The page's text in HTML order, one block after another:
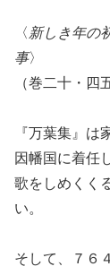
〈新しき年の
事〉
（巻二十・四
『万葉集』は
因幡国に着任
歌をしめくく
い。
そして、７６